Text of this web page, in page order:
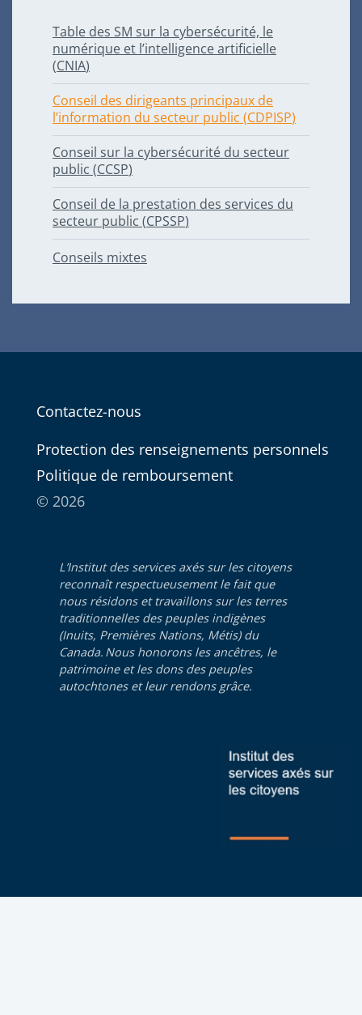
Table des SM sur la cybersécurité, le
numérique et l’intelligence artificielle
(CNIA)
Conseil des dirigeants principaux de
l’information du secteur public (CDPISP)
Conseil sur la cybersécurité du secteur
public (CCSP)
Conseil de la prestation des services du
secteur public (CPSSP)
Conseils mixtes
Contactez-nous
Protection des renseignements personnels
Politique de remboursement
© 2026
L’Institut des services axés sur les citoyens
reconnaît respectueusement le fait que
nous résidons et travaillons sur les terres
traditionnelles des peuples indigènes
(Inuits, Premières Nations, Métis) du
Canada. Nous honorons les ancêtres, le
patrimoine et les dons des peuples
autochtones et leur rendons grâce.